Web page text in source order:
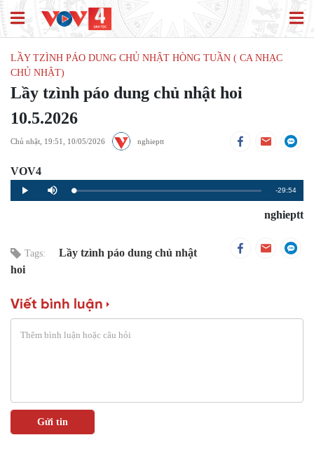
LẦY TZÌNH PÁO DUNG CHỦ NHẬT HÒNG TUẦN ( CA NHẠC
CHỦ NHẬT)
Lầy tzình páo dung chủ nhật hoi
10.5.2026
Chủ nhật, 19:51, 10/05/2026 nghieptt
VOV4
Play Mute Loaded:
0%
Progress:
0%
Remaining
Time
-29:54
nghieptt
Tags:
Lầy tzình páo dung chủ nhật
hoi
Viết bình luận